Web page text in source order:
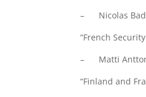
– Nicolas
“French
– Matti
“Finland and